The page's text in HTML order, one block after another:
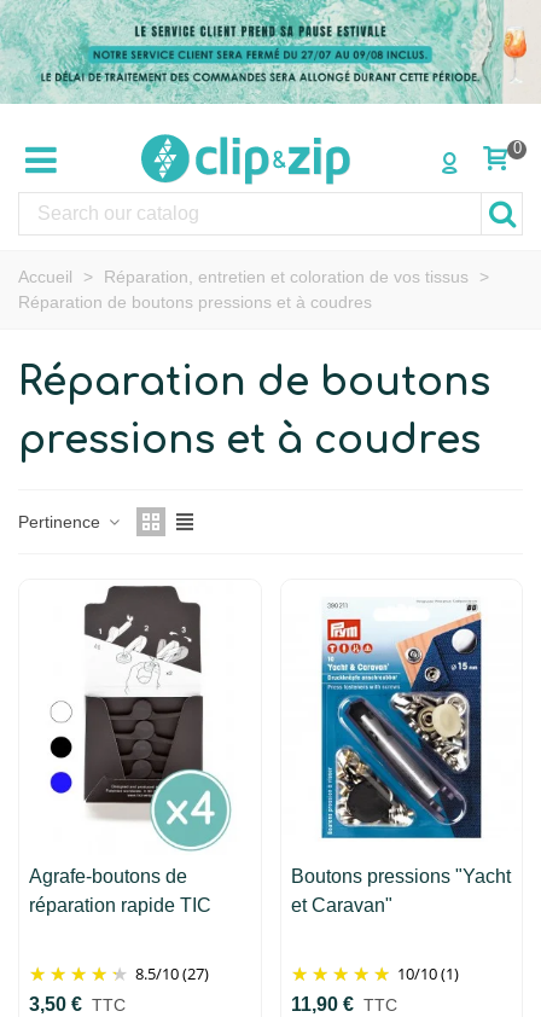
0
Accueil > Réparation, entretien et coloration de vos tissus
>
Réparation de boutons pressions et à coudres
Réparation de boutons
pressions et à coudres
Pertinence
Agrafe-boutons de
réparation rapide TIC
8.5/10(27)
3,50 € TTC
Boutons pressions "Yacht
et Caravan"
10/10(1)
11,90 € TTC